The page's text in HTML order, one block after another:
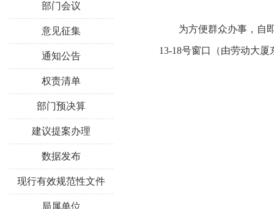
部门会议
意见征集
通知公告
权责清单
部门预决算
建议提案办理
数据发布
现行有效规范性文件
局属单位
为方便群众办事，自
13-18号窗口（由劳动大